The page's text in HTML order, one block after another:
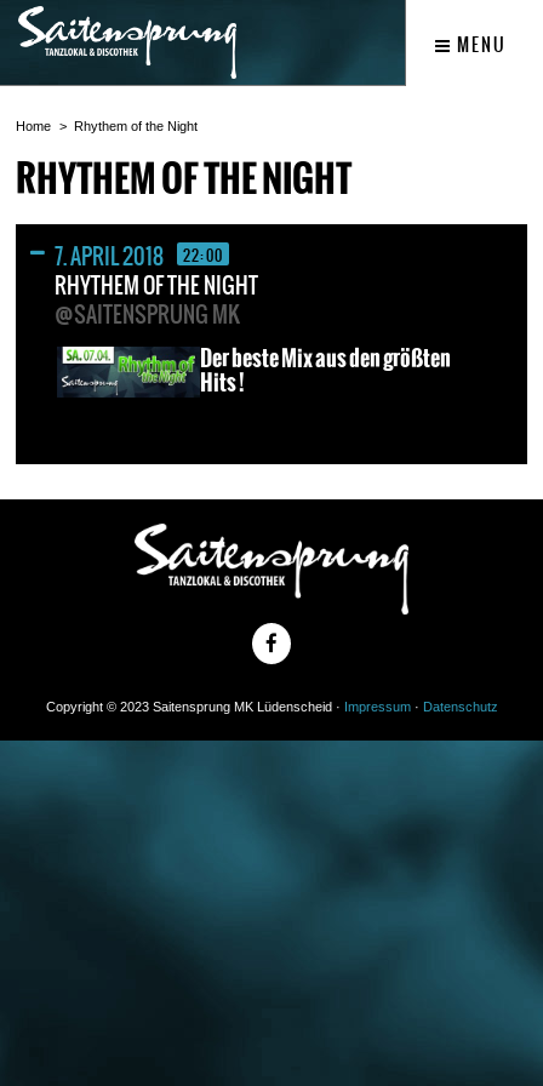
MENU
Home Rhythem of the Night
RHYTHEM OF THE NIGHT
7. APRIL 2018 22:00
RHYTHEM OF THE NIGHT
@SAITENSPRUNG MK
Der beste Mix aus den größten
Hits !
Copyright © 2023 Saitensprung MK Lüdenscheid · Impressum· Datenschutz